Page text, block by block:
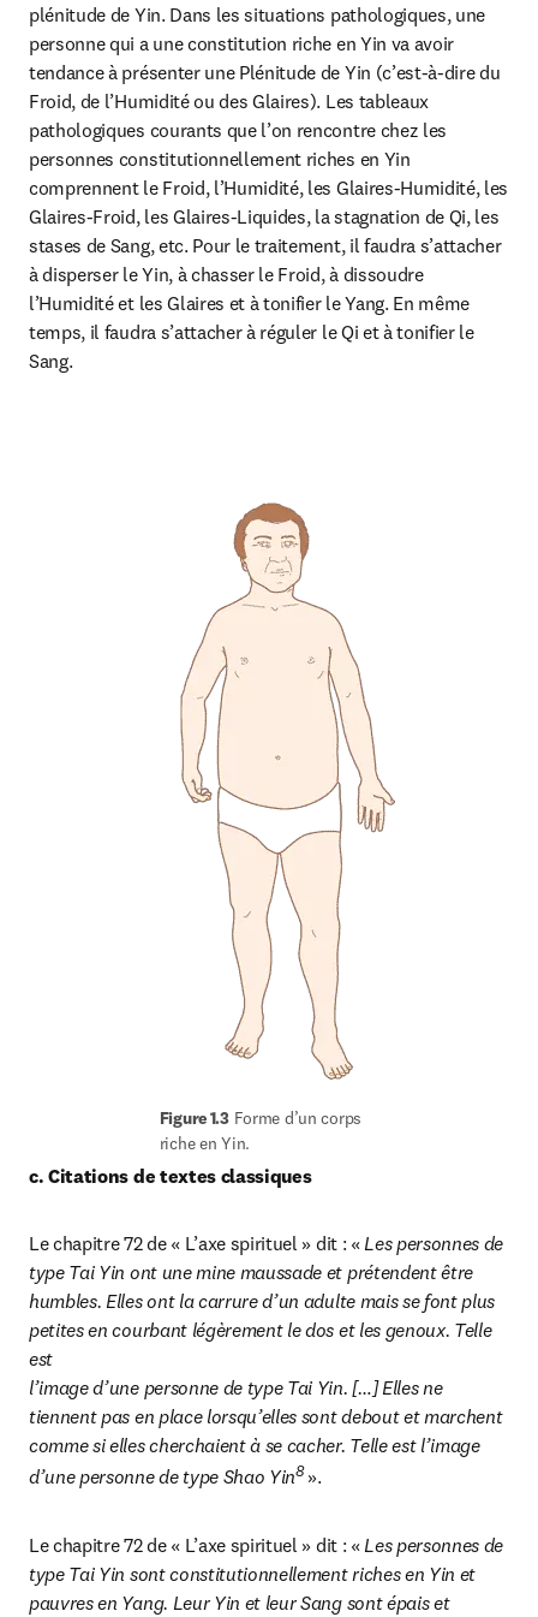
plénitude de Yin. Dans les situations pathologiques, une
personne qui a une constitution riche en Yin va avoir
tendance à présenter une Plénitude de Yin (c’est-à-dire du
Froid, de l’Humidité ou des Glaires). Les tableaux
pathologiques courants que l’on rencontre chez les
personnes constitutionnellement riches en Yin
comprennent le Froid, l’Humidité, les Glaires-Humidité, les
Glaires-Froid, les Glaires-Liquides, la stagnation de Qi, les
stases de Sang, etc. Pour le traitement, il faudra s’attacher
à disperser le Yin, à chasser le Froid, à dissoudre
l’Humidité et les Glaires et à tonifier le Yang. En même
temps, il faudra s’attacher à réguler le Qi et à tonifier le
Sang.
Figure 1.3 Forme d’un corps
riche en Yin.
c. Citations de textes classiques
Le chapitre 72 de « L’axe spirituel » dit : « Les personnes de
type Tai Yin ont une mine maussade et prétendent être
humbles. Elles ont la carrure d’un adulte mais se font plus
petites en courbant légèrement le dos et les genoux. Telle
est
l’image d’une personne de type Tai Yin. […] Elles ne
tiennent pas en place lorsqu’elles sont debout et marchent
comme si elles cherchaient à se cacher. Telle est l’image
d’une personne de type Shao Yin8».
Le chapitre 72 de « L’axe spirituel » dit : « Les personnes de
type Tai Yin sont constitutionnellement riches en Yin et
pauvres en Yang. Leur Yin et leur Sang sont épais et